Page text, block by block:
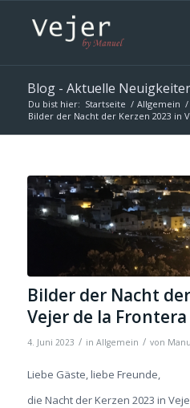
Blog - Aktuelle
Du bist hier: Startseite / Allgemein /
Bilder der Nacht der Kerzen 2023 in
Bilder der Nacht
Vejer de la Frontera
4. Juni 2023 / in Allgemein / von
Liebe Gäste, liebe Freunde,
die Nacht der Kerzen 2023 in